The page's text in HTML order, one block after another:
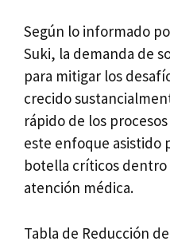
Según lo informado
Suki, la demanda de
para mitigar los
crecido
rápido de los
este enfoque asistido
botella críticos dentro
atención médica.
Tabla de Reducción